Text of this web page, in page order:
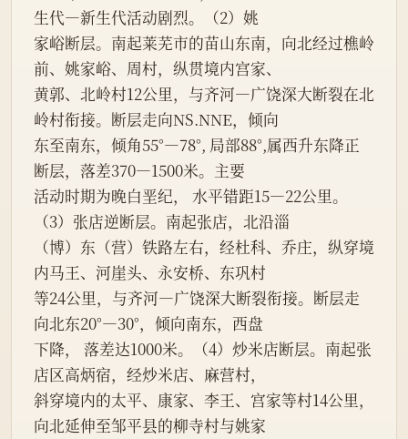
生代—新生代活动剧烈。（2）姚
家峪断层。南起莱芜市的苗山东南，向北经过樵岭
前、姚家峪、周村，纵贯境内宫家、
黄郭、北岭村12公里，与齐河—广饶深大断裂在北
岭村衔接。断层走向NS.NNE，倾向
东至南东，倾角55°—78°, 局部88°,属西升东降正
断层，落差370—1500米。主要
活动时期为晚白垩纪， 水平错距15—22公里。
（3）张店逆断层。南起张店，北沿淄
（博）东（营）铁路左右，经杜科、乔庄，纵穿境
内马王、河崖头、永安桥、东巩村
等24公里，与齐河—广饶深大断裂衔接。断层走
向北东20°—30°，倾向南东，西盘
下降， 落差达1000米。（4）炒米店断层。南起张
店区高炳宿，经炒米店、麻营村，
斜穿境内的太平、康家、李王、宫家等村14公里，
向北延伸至邹平县的柳寺村与姚家